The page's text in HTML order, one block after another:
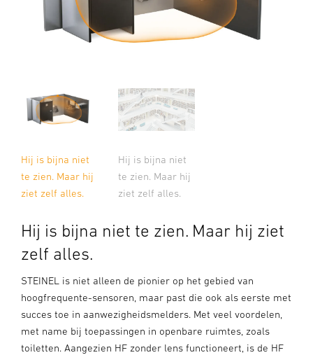
Hij is bijna niet
te zien. Maar hij
ziet zelf alles.
Hij is bijna niet
te zien. Maar hij
ziet zelf alles.
Hij is bijna niet te zien. Maar hij ziet
zelf alles.
STEINEL is niet alleen de pionier op het gebied van
hoogfrequente-sensoren, maar past die ook als eerste met
succes toe in aanwezigheidsmelders. Met veel voordelen,
met name bij toepassingen in openbare ruimtes, zoals
toiletten. Aangezien HF zonder lens functioneert, is de HF